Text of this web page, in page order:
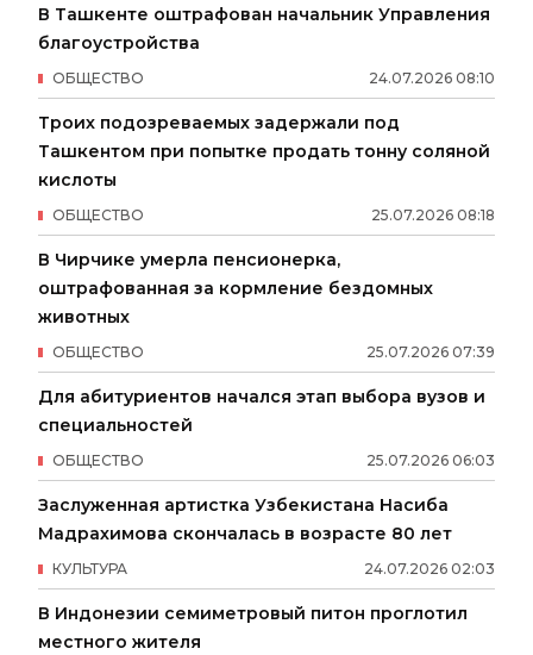
В Ташкенте оштрафован начальник Управления
благоустройства
24.07.2026 08:10
ОБЩЕСТВО
Троих подозреваемых задержали под
Ташкентом при попытке продать тонну соляной
кислоты
25.07.2026 08:18
ОБЩЕСТВО
В Чирчике умерла пенсионерка,
оштрафованная за кормление бездомных
животных
25.07.2026 07:39
ОБЩЕСТВО
Для абитуриентов начался этап выбора вузов и
специальностей
25.07.2026 06:03
ОБЩЕСТВО
Заслуженная артистка Узбекистана Насиба
Мадрахимова скончалась в возрасте 80 лет
24.07.2026 02:03
КУЛЬТУРА
В Индонезии семиметровый питон проглотил
местного жителя